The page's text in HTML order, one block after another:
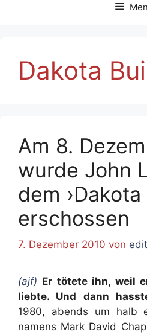
Dakota
Am 8.
wurde John
dem ›Dakota
erschossen
7. Dezember 2010 von
(ajf) Er tötete ihn, weil
liebte. Und dann
1980, abends um halb
namens Mark David